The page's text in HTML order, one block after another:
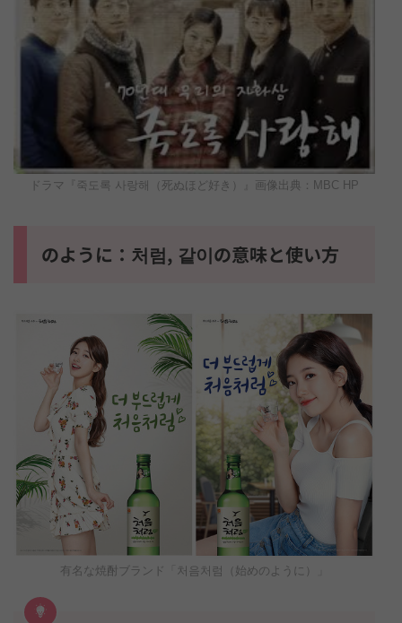
ドラマ『죽도록 사랑해（死ぬほど好き）』画像出典：MBC HP
のように：처럼, 같이の意味と使い方
有名な焼酎ブランド「처음처럼（始めのように）」